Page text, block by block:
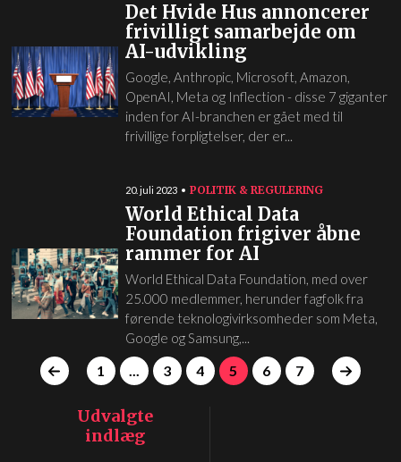
Det Hvide Hus annoncerer
frivilligt samarbejde om
AI-udvikling
Google, Anthropic, Microsoft, Amazon,
OpenAI, Meta og Inflection - disse 7 giganter
inden for AI-branchen er gået med til
frivillige forpligtelser, der er...
20. juli 2023 POLITIK & REGULERING
World Ethical Data
Foundation frigiver åbne
rammer for AI
World Ethical Data Foundation, med over
25.000 medlemmer, herunder fagfolk fra
førende teknologivirksomheder som Meta,
Google og Samsung,...
1 ... 3 4 5 6 7
Udvalgte
indlæg